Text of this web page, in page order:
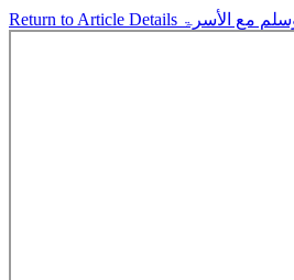
Return to Article Details